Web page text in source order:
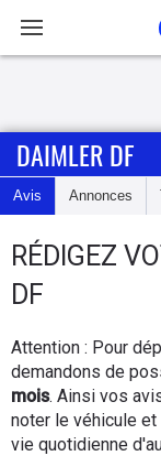
Accueil
Actu
Essais
d'achat
Electriques
DAIMLER DF
Avis Annonces
RÉDIGEZ
DF
Attention : Pour
demandons de
mois. Ainsi vos
noter le véhicule
vie quotidienne